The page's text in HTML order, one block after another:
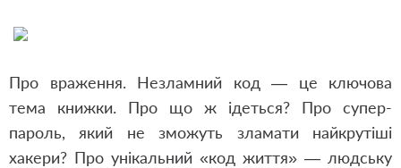
Про враження. Незламний код — це ключова
тема книжки. Про що ж ідеться? Про супер-
пароль, який не зможуть зламати найкрутіші
хакери? Про унікальний «код життя» — людську